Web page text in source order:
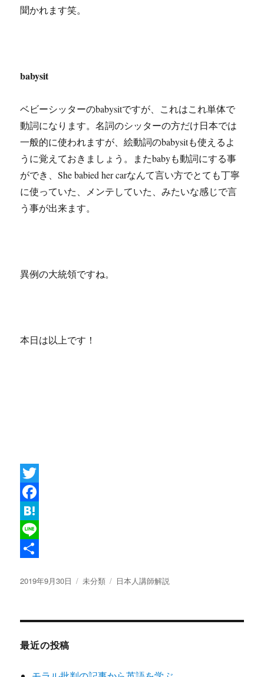
聞かれます笑。
babysit
ベビーシッターのbabysitですが、これはこれ単体で
動詞になります。名詞のシッターの方だけ日本では
一般的に使われますが、絵動詞のbabysitも使えるよ
うに覚えておきましょう。またbabyも動詞にする事
ができ、She babied her carなんて言い方でとても丁寧
に使っていた、メンテしていた、みたいな感じで言
う事が出来ます。
異例の大統領ですね。
本日は以上です！
T
w
i
e
F
a
c
b
o
k
H
a
e
a
L
n
有
投
2019年9月30日
カ
リ
未分類
タ
日本人講師解説
最近の投稿